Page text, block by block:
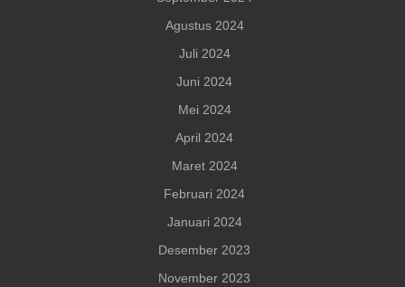
Agustus 2024
Juli 2024
Juni 2024
Mei 2024
April 2024
Maret 2024
Februari 2024
Januari 2024
Desember 2023
November 2023